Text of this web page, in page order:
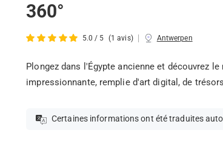
360°
5.0 / 5 (1 avis) | Antwerpen
Plongez dans l'Égypte ancienne et découvrez
impressionnante, remplie d'art digital, de
Certaines informations ont été traduites